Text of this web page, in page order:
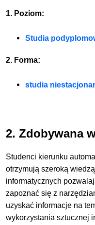
1. Poziom:
Studia
2. Forma:
studia
2. Zdobywana
Studenci kierunku
otrzymują szeroką
informatycznych
zapoznać się z
uzyskać informacje na
wykorzystania sztucznej